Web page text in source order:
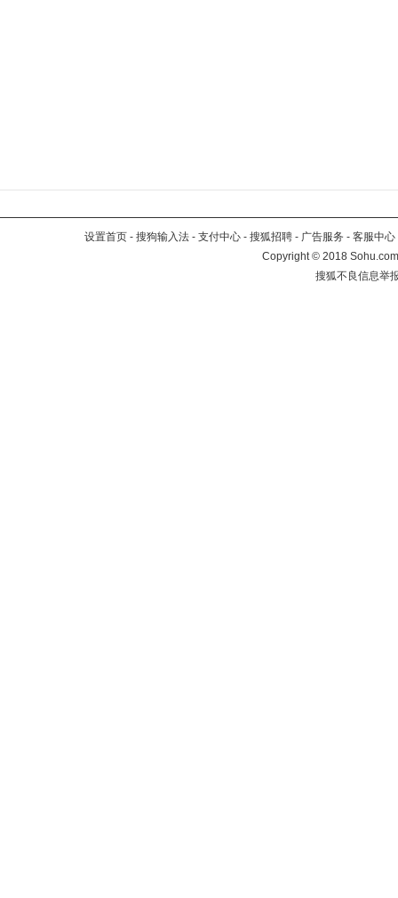
设置首页 - 搜狗输入法 - 支付中心 - 搜狐招聘 - 广告服务 - 客服中心
Copyright©2018
搜狐不良信息举